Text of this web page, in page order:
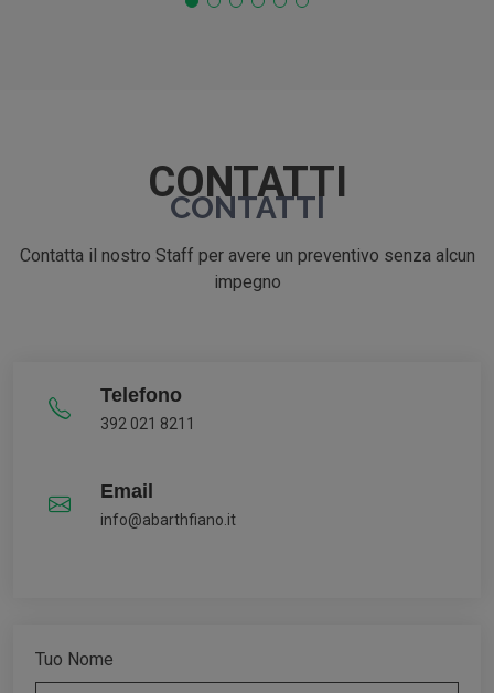
CONTATTI
CONTATTI
Contatta il nostro Staff per avere un preventivo senza alcun
impegno
Telefono
392 021 8211
Email
info@abarthfiano.it
Tuo Nome